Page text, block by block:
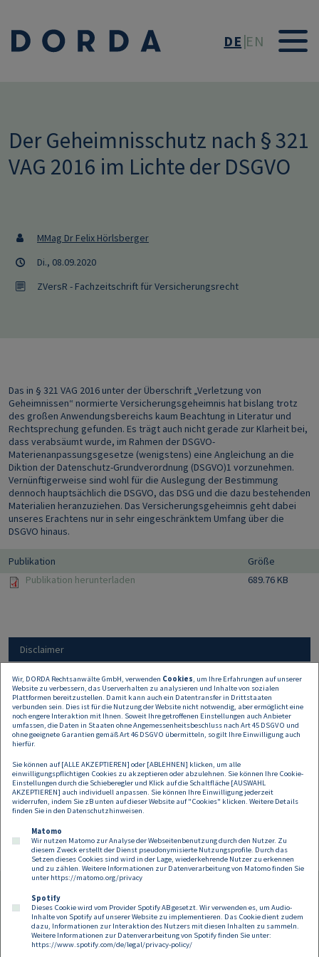
DE EN
Der Geheimnisschutz nach § 321
VAG 2016 im Lichte der DSGVO
MMag Dr Felix Hörlsberger
Di., 08.09.2020
ZVersR - Fachzeitschrift für Versicherungsrecht
Das in § 321 VAG 2016 unter der Überschrift „Verletzung von
Geheimnissen“ normierte Versicherungsgeheimnis hat bislang trotz
des großen Anwendungsbereichs kaum Beachtung in Literatur und
Rechtsprechung gefunden. Es trägt auch nicht gerade zur Klarheit bei,
dass verabsäumt wurde, im Rahmen der DSGVO-
Materienanpassungsgesetze (wenigstens) eine Angleichung an die
Diktion der Datenschutz-Grundverordnung (DSGVO)1 vorzunehmen.
Vernünftigerweise sind wohl für die Auslegung der Bestimmung
dennoch hauptsächlich die DSGVO, das DSG und die dazu bestehenden
Materialien heranzuziehen. Das Versicherungsgeheimnis geht dabei
unseres Erachtens nur in sehr eingeschränktem Umfang über die
DSGVO hinaus.
Publikation
Größe
Publikation herunterladen
689.76 KB
Disclaimer
Alle Angaben auf dieser Website dienen nur der
Erstinformation und können keine rechtliche oder
sonstige Beratung sein oder ersetzen. Daher
übernehmen wir keine Haftung für allfälligen
Schadenersatz.
Footer
Kontakt Datenschutz
Impressum
Compliance
Cookies
Wir, DORDA Rechtsanwälte GmbH, verwenden Cookies, um Ihre Erfahrungen auf unserer
Website zu verbessern, das Userverhalten zu analysieren und Inhalte von sozialen
Plattformen bereitzustellen. Damit kann auch ein Datentransfer in Drittstaaten
verbunden sein. Dies ist für die Nutzung der Website nicht notwendig, aber ermöglicht eine
noch engere Interaktion mit Ihnen. Soweit Ihre getroffenen Einstellungen auch Anbieter
umfassen, die Daten in Staaten ohne Angemessenheitsbeschluss nach Art 45 DSGVO und
ohne geeignete Garantien gemäß Art 46 DSGVO übermitteln, so gilt Ihre Einwilligung auch
hierfür.
Sie können auf [ALLE AKZEPTIEREN] oder [ABLEHNEN] klicken, um alle
einwilligungspflichtigen Cookies zu akzeptieren oder abzulehnen. Sie können Ihre Cookie-
Einstellungen durch die Schieberegler und Klick auf die Schaltfläche [AUSWAHL
AKZEPTIEREN] auch individuell anpassen. Sie können Ihre Einwilligung jederzeit
widerrufen, indem Sie zB unten auf dieser Website auf "Cookies" klicken. Weitere Details
finden Sie in den Datenschutzhinweisen.
Matomo
Wir nutzen Matomo zur Analyse der Webseitenbenutzung durch den Nutzer. Zu
diesem Zweck erstellt der Dienst pseudonymisierte Nutzungsprofile. Durch das
Setzen dieses Cookies sind wird in der Lage, wiederkehrende Nutzer zu erkennen
und zu zählen. Weitere Informationen zur Datenverarbeitung von Matomo finden Sie
unter https://matomo.org/privacy
Spotify
Dieses Cookie wird vom Provider Spotify AB gesetzt. Wir verwenden es, um Audio-
Inhalte von Spotify auf unserer Website zu implementieren. Das Cookie dient zudem
dazu, Informationen zur Interaktion des Nutzers mit diesen Inhalten zu sammeln.
Weitere Informationen zur Datenverarbeitung von Spotify finden Sie unter:
https://www.spotify.com/de/legal/privacy-policy/